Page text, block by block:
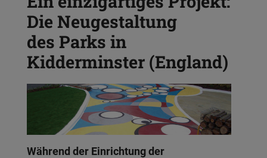
Die Neugestaltung
des Parks in
Kidderminster (England)
Während der Einrichtung der